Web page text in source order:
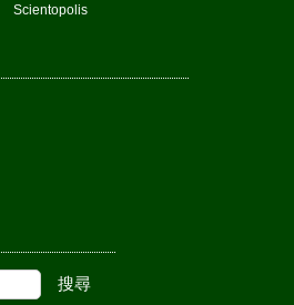
Scientopolis